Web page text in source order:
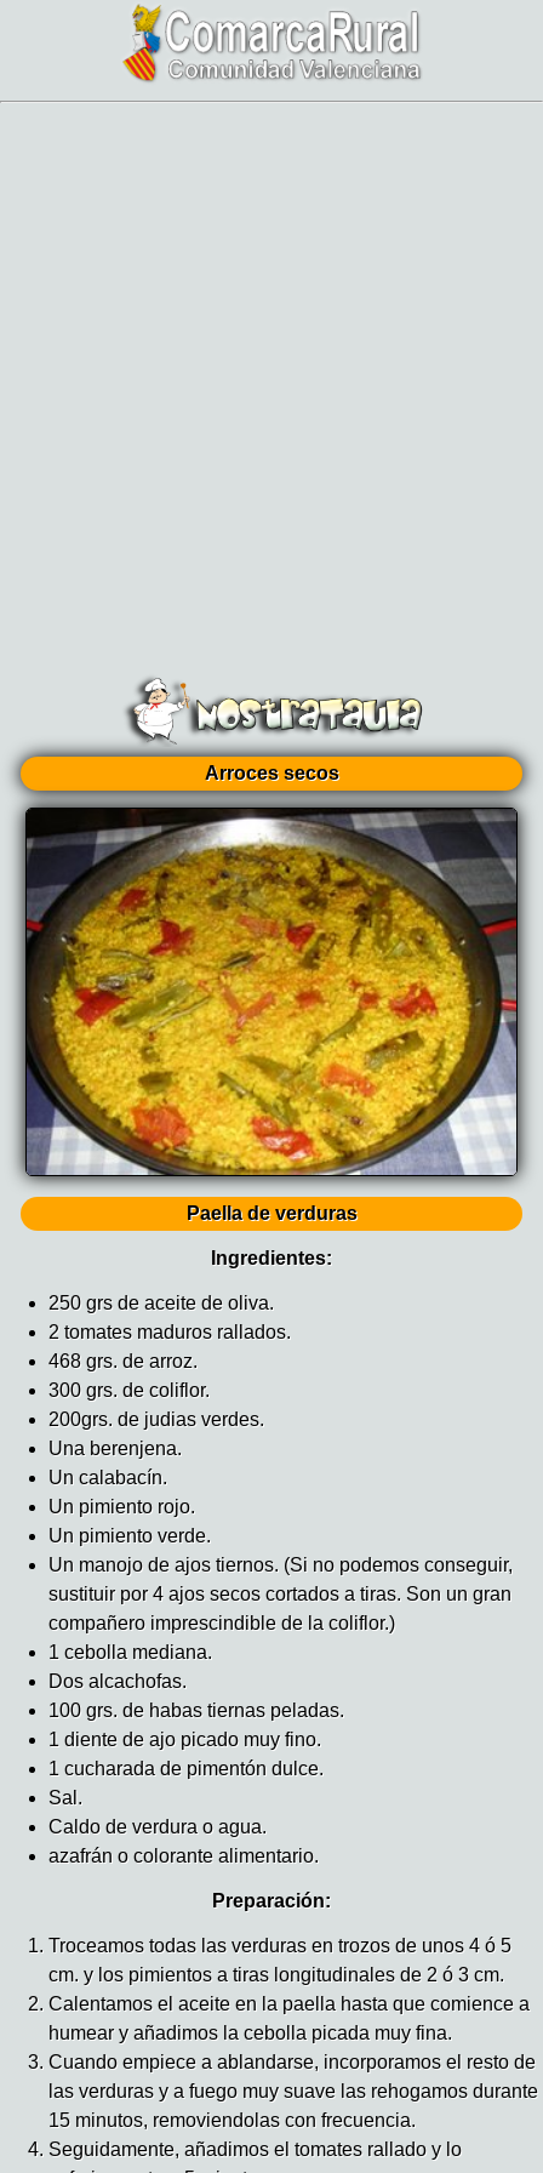
Arroces secos
Paella de verduras
Ingredientes:
250 grs de aceite de oliva.
2 tomates maduros rallados.
468 grs. de arroz.
300 grs. de coliflor.
200grs. de judias verdes.
Una berenjena.
Un calabacín.
Un pimiento rojo.
Un pimiento verde.
Un manojo de ajos tiernos. (Si no podemos conseguir,
sustituir por 4 ajos secos cortados a tiras. Son un gran
compañero imprescindible de la coliflor.)
1 cebolla mediana.
Dos alcachofas.
100 grs. de habas tiernas peladas.
1 diente de ajo picado muy fino.
1 cucharada de pimentón dulce.
Sal.
Caldo de verdura o agua.
azafrán o colorante alimentario.
Preparación:
Troceamos todas las verduras en trozos de unos 4 ó 5
cm. y los pimientos a tiras longitudinales de 2 ó 3 cm.
Calentamos el aceite en la paella hasta que comience a
humear y añadimos la cebolla picada muy fina.
Cuando empiece a ablandarse, incorporamos el resto de
las verduras y a fuego muy suave las rehogamos durante
15 minutos, removiendolas con frecuencia.
Seguidamente, añadimos el tomates rallado y lo